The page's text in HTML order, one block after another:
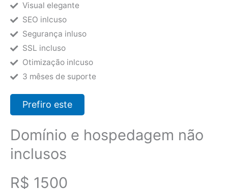
Visual elegante
SEO inlcuso
Segurança inluso
SSL incluso
Otimização inlcuso
3 mêses de suporte
Prefiro este
Domínio e hospedagem não
inclusos
R$ 1500